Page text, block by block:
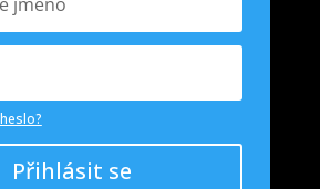
Přihlásit se